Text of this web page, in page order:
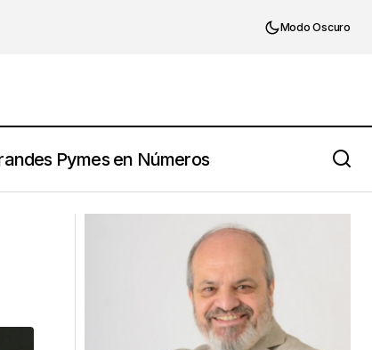
Modo Oscuro
Pymes en Números
¿Por dónde empezar la mejora
organizativa de una empresa?